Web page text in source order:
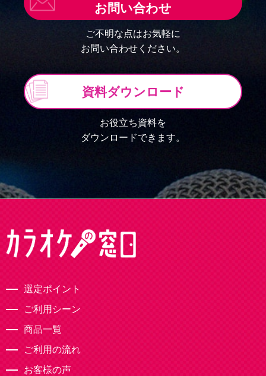
お問い合わせ
ご不明な点はお気軽に
お問い合わせください。
資料ダウンロード
お役立ち資料を
ダウンロードできます。
選定ポイント
ご利用シーン
商品一覧
ご利用の流れ
お客様の声